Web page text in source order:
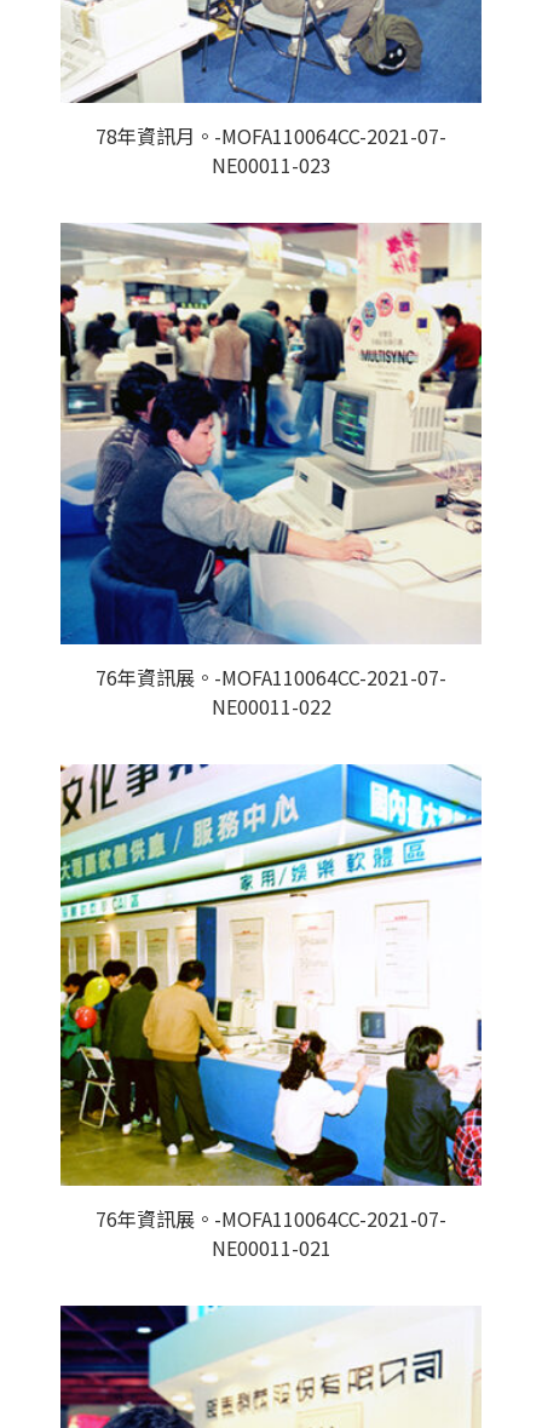
78年資訊月。-MOFA110064CC-2021-07-
NE00011-023
76年資訊展。-MOFA110064CC-2021-07-
NE00011-022
76年資訊展。-MOFA110064CC-2021-07-
NE00011-021